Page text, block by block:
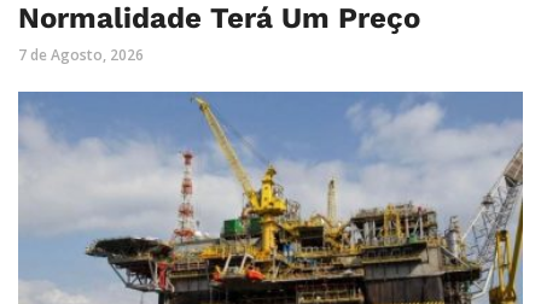
Normalidade Terá Um Preço
7 de Agosto, 2026